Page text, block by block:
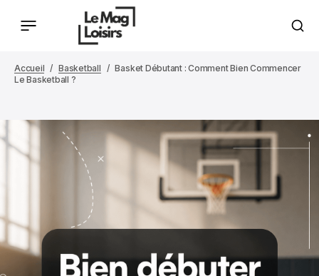
Accueil Basketball
Basket Débutant : Comment Bien Commencer
Le Basketball ?